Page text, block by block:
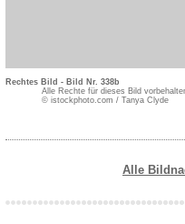
Rechtes Bild - Bild Nr. 338b
Alle Rechte für dieses Bild
© istockphoto.com / Tanya Clyde
Alle